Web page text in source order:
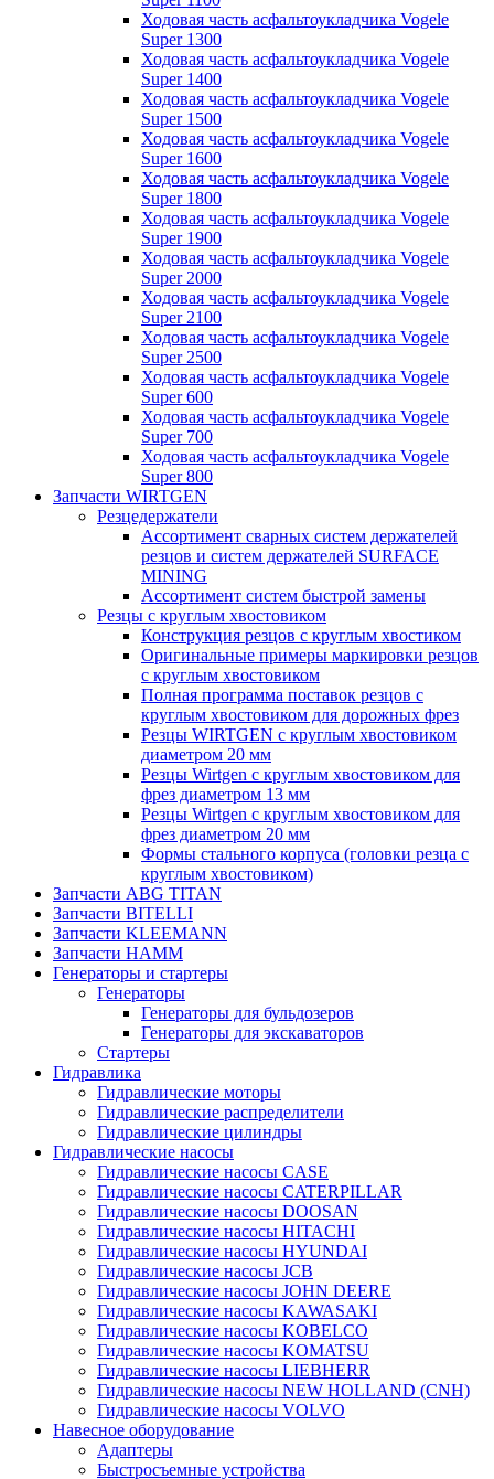
Ходовая часть асфальтоукладчика Vogele
Super 1300
Ходовая часть асфальтоукладчика Vogele
Super 1400
Ходовая часть асфальтоукладчика Vogele
Super 1500
Ходовая часть асфальтоукладчика Vogele
Super 1600
Ходовая часть асфальтоукладчика Vogele
Super 1800
Ходовая часть асфальтоукладчика Vogele
Super 1900
Ходовая часть асфальтоукладчика Vogele
Super 2000
Ходовая часть асфальтоукладчика Vogele
Super 2100
Ходовая часть асфальтоукладчика Vogele
Super 2500
Ходовая часть асфальтоукладчика Vogele
Super 600
Ходовая часть асфальтоукладчика Vogele
Super 700
Ходовая часть асфальтоукладчика Vogele
Super 800
Запчасти WIRTGEN
Резцедержатели
Ассортимент сварных систем держателей
резцов и систем держателей SURFACE
MINING
Ассортимент систем быстрой замены
Резцы с круглым хвостовиком
Конструкция резцов с круглым хвостиком
Оригинальные примеры маркировки резцов
с круглым хвостовиком
Полная программа поставок резцов с
круглым хвостовиком для дорожных фрез
Резцы WIRTGEN с круглым хвостовиком
диаметром 20 мм
Резцы Wirtgen с круглым хвостовиком для
фрез диаметром 13 мм
Резцы Wirtgen с круглым хвостовиком для
фрез диаметром 20 мм
Формы стального корпуса (головки резца с
круглым хвостовиком)
Запчасти ABG TITAN
Запчасти BITELLI
Запчасти KLEEMANN
Запчасти HAMM
Генераторы и стартеры
Генераторы
Генераторы для бульдозеров
Генераторы для экскаваторов
Стартеры
Гидравлика
Гидравлические моторы
Гидравлические распределители
Гидравлические цилиндры
Гидравлические насосы
Гидравлические насосы CASE
Гидравлические насосы CATERPILLAR
Гидравлические насосы DOOSAN
Гидравлические насосы HITACHI
Гидравлические насосы HYUNDAI
Гидравлические насосы JCB
Гидравлические насосы JOHN DEERE
Гидравлические насосы KAWASAKI
Гидравлические насосы KOBELCO
Гидравлические насосы KOMATSU
Гидравлические насосы LIEBHERR
Гидравлические насосы NEW HOLLAND (CNH)
Гидравлические насосы VOLVO
Навесное оборудование
Адаптеры
Быстросъемные устройства